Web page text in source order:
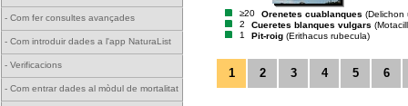
- Com fer consultes avançades
- Com introduir dades a l'app NaturaList
- Verificacions
- Com entrar dades al mòdul de mortalitat
≥20 Orenetes cuablanques (Delichon
2
Cueretes blanques vulgars
1
Pit-roig (Erithacus rubecula)
1 2 3 4 5 6